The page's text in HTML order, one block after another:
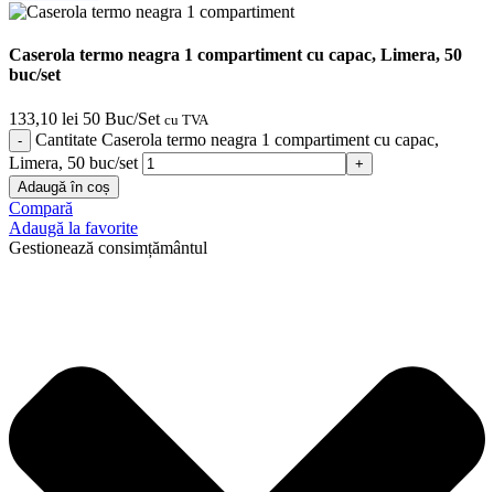
Caserola termo neagra 1 compartiment cu capac, Limera, 50
buc/set
133,10 lei 50 Buc/Set cu TVA
Cantitate Caserola termo neagra 1 compartiment cu capac,
Limera, 50 buc/set
Adaugă în coș
Compară
Adaugă la favorite
Gestionează consimțământul